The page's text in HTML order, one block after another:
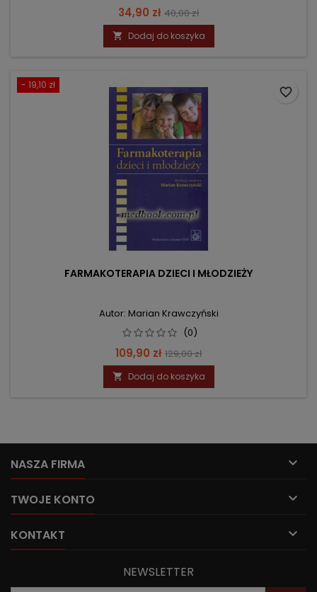
Cena
34,90 zł Cena
podstawowa
40,00 zł
 Dodaj do koszyka
- 19,10 zł
FARMAKOTERAPIA DZIECI I MŁODZIEŻY
Autor: Marian Krawczyński
(0)
Cena
109,90 zł Cena
podstawowa
129,00 zł
 Dodaj do koszyka
favorite_border
NASZA FIRMA 
TWOJE KONTO 
KONTAKT 
NEWSLETTER